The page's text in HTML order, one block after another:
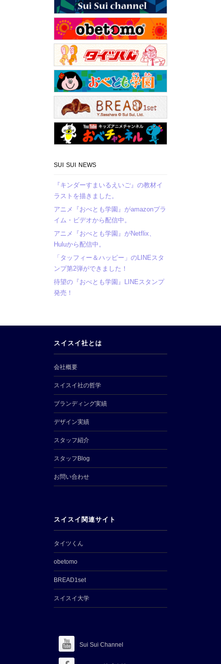
SUI SUI NEWS
『キンダーすまいるえいご』の教材イ
ラストを描きました。
アニメ『おべとも学園』がamazonプラ
イム・ビデオから配信中。
アニメ『おべとも学園』がNetflix、
Huluから配信中。
「タッフィー＆ハッピー」のLINEスタ
ンプ第2弾ができました！
待望の『おべとも学園』LINEスタンプ
発売！
スイスイ社とは
会社概要
スイスイ社の哲学
ブランディング実績
デザイン実績
スタッフ紹介
スタッフBlog
お問い合わせ
スイスイ関連サイト
タイツくん
obetomo
BREAD1set
スイスイ大学
Sui Sui Channel